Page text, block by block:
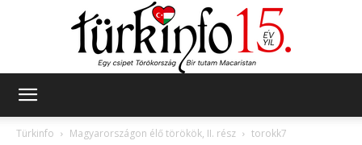
Türkinfo
Magyarországon élő törökök, II. rész torokk7